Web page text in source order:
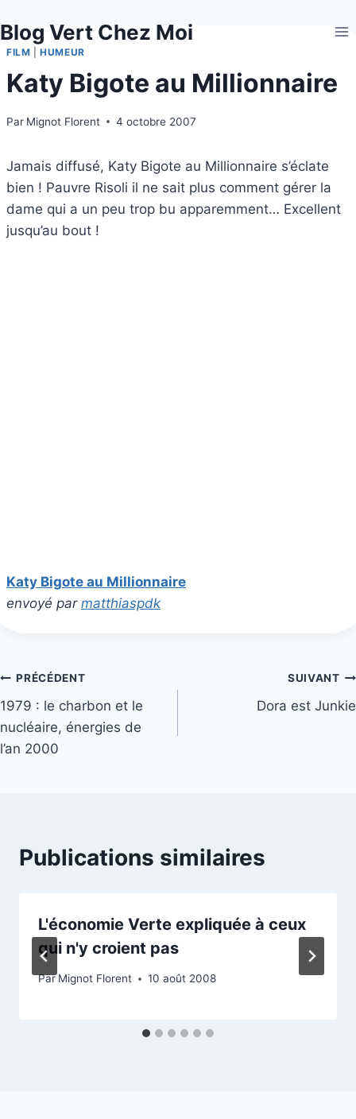
au
contenu
Blog Vert Chez Moi
FILM |HUMEUR
Katy Bigote au Millionnaire
Par Mignot Florent 4 octobre 2007
Jamais diffusé, Katy Bigote au Millionnaire s’éclate
bien ! Pauvre Risoli il ne sait plus comment gérer la
dame qui a un peu trop bu apparemment… Excellent
jusqu’au bout !
Katy Bigote au Millionnaire
envoyé par matthiaspdk
Navigation
de
l’article
PRÉCÉDENT
1979 : le charbon et le
nucléaire, énergies de
l’an 2000
SUIVANT
Dora est Junkie
Publications similaires
L'économie Verte expliquée à ceux
qui n'y croient pas
Par Mignot Florent 10 août 2008